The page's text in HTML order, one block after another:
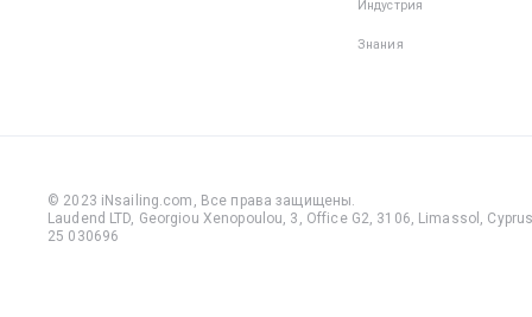
Индустрия
Знания
© 2023 iNsailing.com, Все права защищены.
Laudend LTD, Georgiou Xenopoulou, 3, Office G2, 3106, Limassol,
25 030696